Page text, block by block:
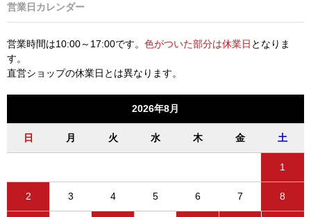
営業日カレンダー
営業時間は10:00～17:00です。 色がついた部分は休業日 となりま
す。
直営ショップの休業日とは異なります。
2026年8月
日 月 火 水 木 金 土
1
2 3 4 5 6 7 8